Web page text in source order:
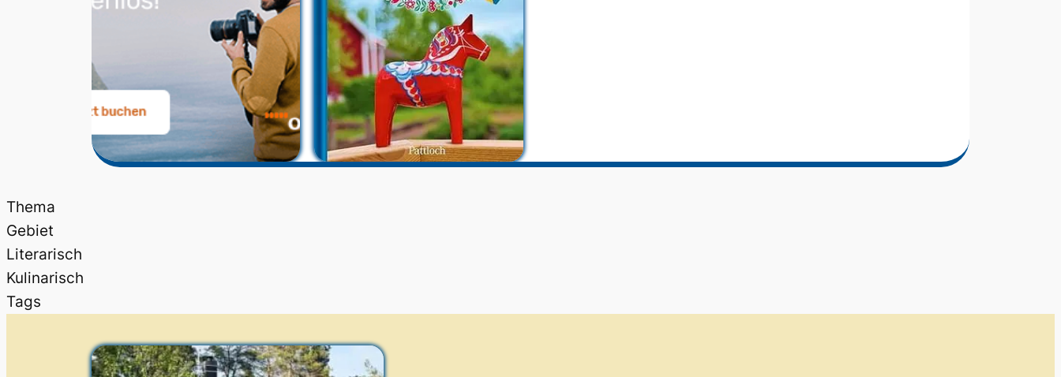
Thema
Gebiet
Literarisch
Kulinarisch
Tags